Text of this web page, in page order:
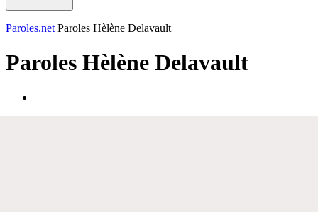
Paroles.net Paroles Hèlène Delavault
Paroles Hèlène Delavault